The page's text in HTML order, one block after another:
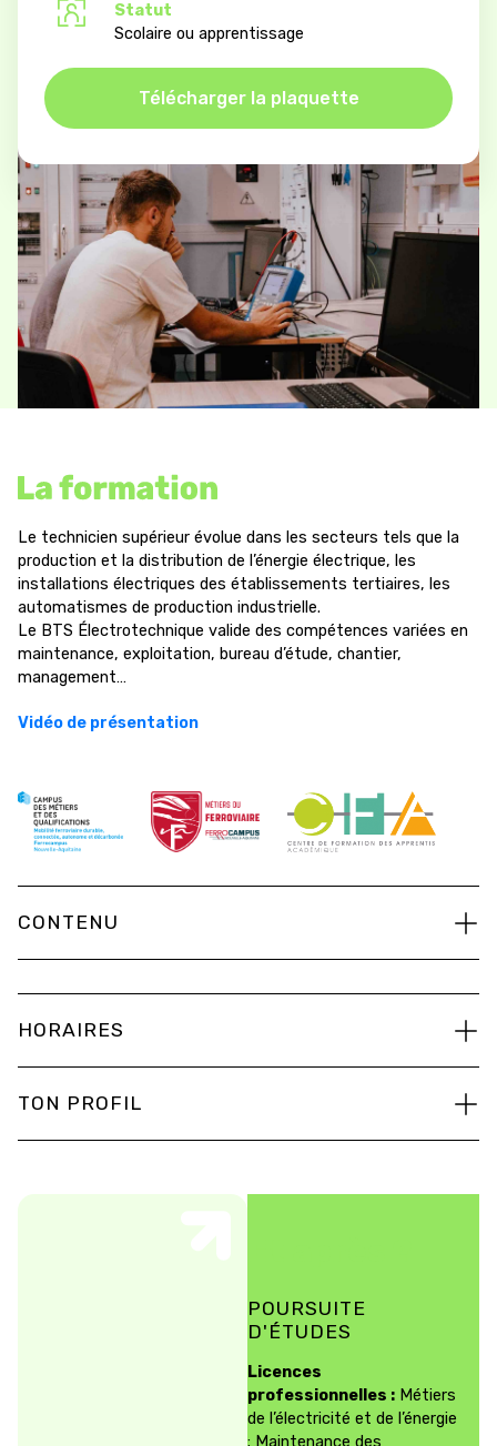
Statut
Scolaire ou apprentissage
Télécharger la plaquette
Le technicien supérieur évolue dans les secteurs tels que la
production et la distribution de l’énergie électrique, les
installations électriques des établissements tertiaires, les
automatismes de production industrielle.
Le BTS Électrotechnique valide des compétences variées en
maintenance, exploitation, bureau d’étude, chantier,
management…
Vidéo de présentation
CONTENU
HORAIRES
TON PROFIL
POURSUITE
D'ÉTUDES
Licences
professionnelles :Métiers
de l’électricité et de l’énergie
; Maintenance des